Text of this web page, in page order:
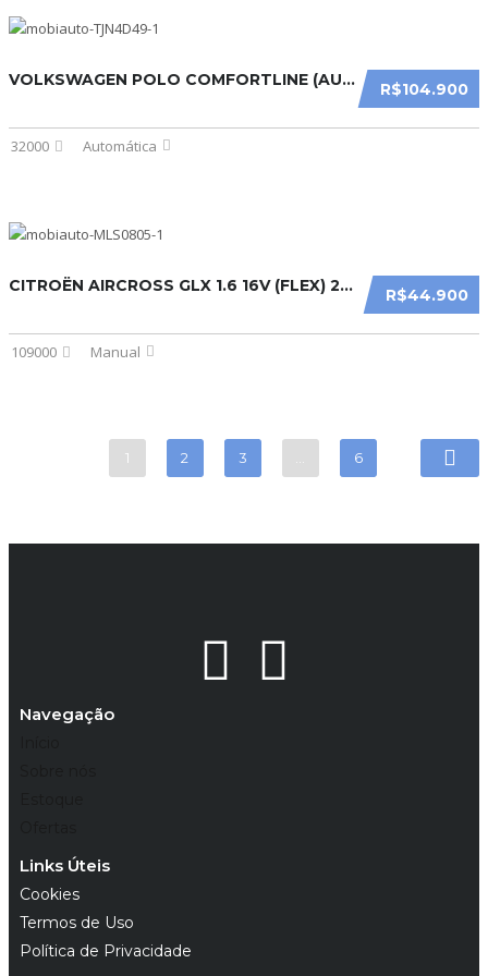
R$104.900
VOLKSWAGEN POLO COMFORTLINE (AUT) (FLEX) 2025
32000 Automática
R$44.900
CITROËN AIRCROSS GLX 1.6 16V (FLEX) 2014
109000 Manual
1 2 3 6
Navegação
Links Úteis
Cookies
Termos de Uso
Política de Privacidade